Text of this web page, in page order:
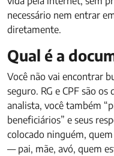
necessário nem entrar
diretamente.
Qual é a
Você não vai encontrar
seguro. RG e CPF são
analista, você também
beneficiários” e seus
colocado ninguém,
— pai, mãe, avó, quem